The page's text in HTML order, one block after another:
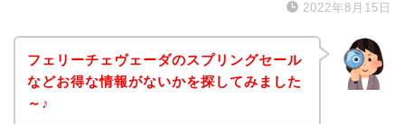
2022年8月15日
フェリーチェヴェーダのスプリングセール
などお得な情報がないかを探してみました
～♪